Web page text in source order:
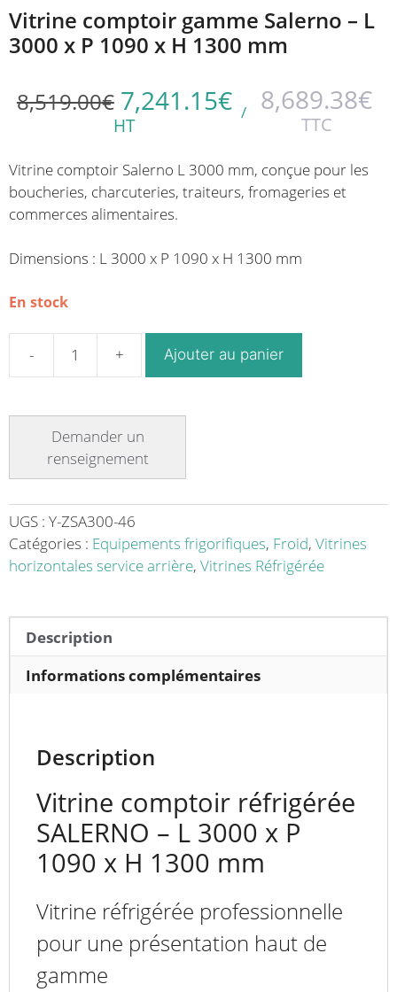
Vitrine comptoir gamme Salerno – L
3000 x P 1090 x H 1300 mm
8,519.00€ 7,241.15€
HT
/ 8,689.38€
TTC
Vitrine comptoir Salerno L 3000 mm, conçue pour les
boucheries, charcuteries, traiteurs, fromageries et
commerces alimentaires.
Dimensions : L 3000 x P 1090 x H 1300 mm
En stock
quantité
comptoir
gamme
Salerno
3000
x
H
1300
Ajouter au panier
UGS : Y-ZSA300-46
Catégories : Equipements frigorifiques, Froid, Vitrines
horizontales service arrière, Vitrines Réfrigérée
Description
Informations complémentaires
Description
Vitrine comptoir réfrigérée
SALERNO – L 3000 x P
1090 x H 1300 mm
Vitrine réfrigérée professionnelle
pour une présentation haut de
gamme